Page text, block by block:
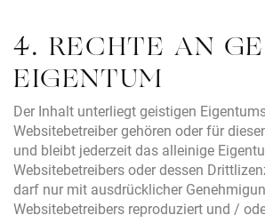
4. RECHTE AN
EIGENTUM
Der Inhalt unterliegt geistigen
Websitebetreiber gehören oder für
und bleibt jederzeit das alleinige
Websitebetreibers oder dessen
darf nur mit ausdrücklicher
Websitebetreibers reproduziert und /